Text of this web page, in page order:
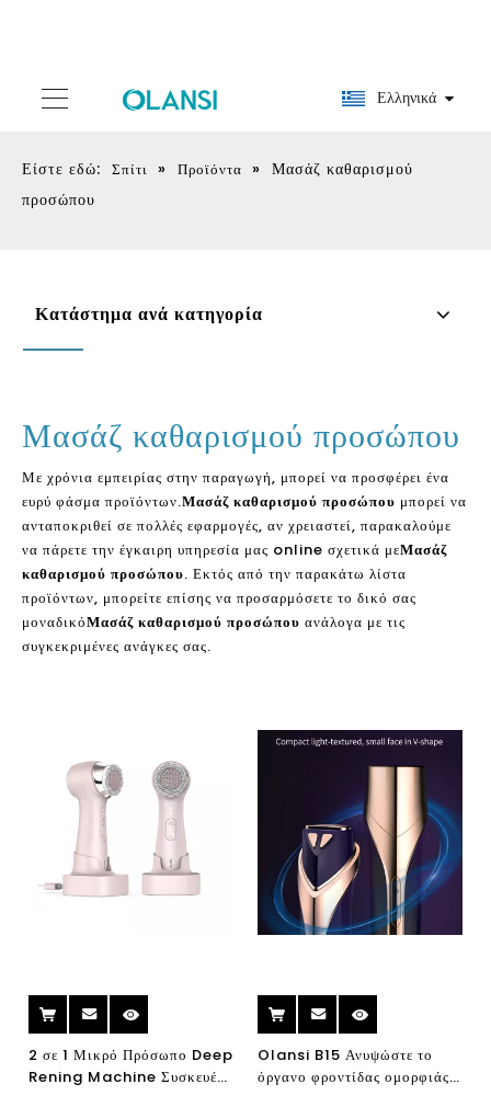
Ελληνικά
Είστε εδώ: Σπίτι » Προϊόντα » Μασάζ καθαρισμού
προσώπου
Κατάστημα ανά κατηγορία
Μασάζ καθαρισμού προσώπου
Με χρόνια εμπειρίας στην παραγωγή, μπορεί να προσφέρει ένα
ευρύ φάσμα προϊόντων.Μασάζ καθαρισμού προσώπου μπορεί να
ανταποκριθεί σε πολλές εφαρμογές, αν χρειαστεί, παρακαλούμε
να πάρετε την έγκαιρη υπηρεσία μας online σχετικά μεΜασάζ
καθαρισμού προσώπου. Εκτός από την παρακάτω λίστα
προϊόντων, μπορείτε επίσης να προσαρμόσετε το δικό σας
μοναδικόΜασάζ καθαρισμού προσώπου ανάλογα με τις
συγκεκριμένες ανάγκες σας.
2 σε 1 Μικρό Πρόσωπο Deep
Rening Machine Συσκευές
Olansi B15 Ανυψώστε το
όργανο φροντίδας ομορφιάς